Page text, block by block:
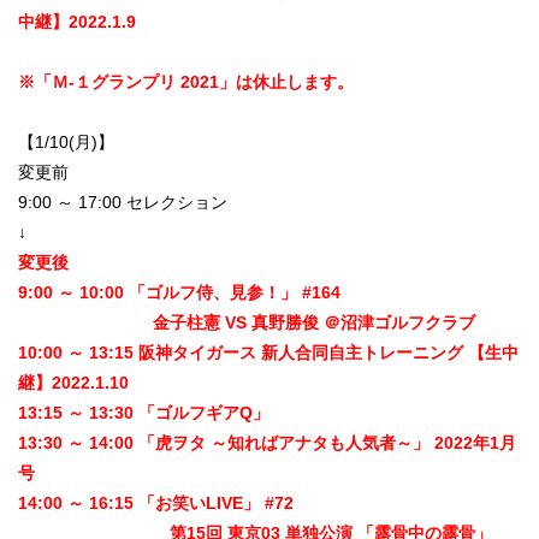
中継】2022.1.9
※「Ｍ-１グランプリ 2021」は休止します。
【1/10(月)】
変更前
9:00 ～ 17:00 セレクション
↓
変更後
9:00 ～ 10:00 「ゴルフ侍、見参！」 #164
金子柱憲 VS 真野勝俊 ＠沼津ゴルフクラブ
10:00 ～ 13:15 阪神タイガース 新人合同自主トレーニング 【生中
継】2022.1.10
13:15 ～ 13:30 「ゴルフギアQ」
13:30 ～ 14:00 「虎ヲタ ～知ればアナタも人気者～」 2022年1月
号
14:00 ～ 16:15 「お笑いLIVE」 #72
第15回 東京03 単独公演 「露骨中の露骨」